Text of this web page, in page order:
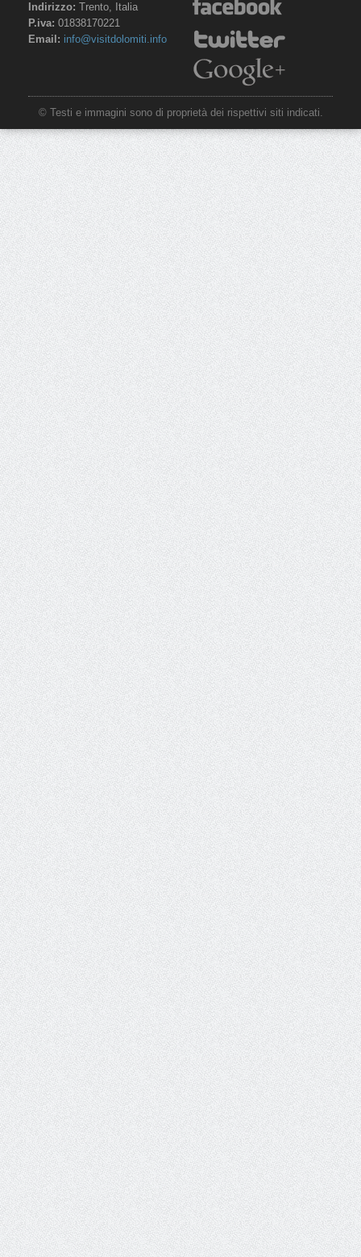
Indirizzo: Trento, Italia
P.iva: 01838170221
Email: info@visitdolomiti.info
© Testi e immagini sono di proprietà dei rispettivi siti indicati.